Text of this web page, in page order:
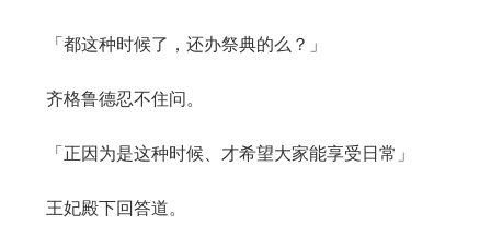
「都这种时候了，还办祭典的么？」
齐格鲁德忍不住问。
「正因为是这种时候、才希望大家能享受日常」
王妃殿下回答道。